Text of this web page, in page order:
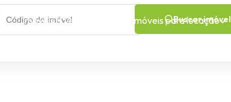
Imóveis a Venda Imóveis para locação
Buscar imóvel